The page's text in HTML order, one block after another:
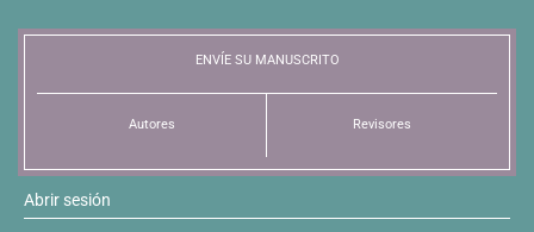
Resúmenes de congresos
ENVÍE SU MANUSCRITO
Autores Revisores
Abrir sesión